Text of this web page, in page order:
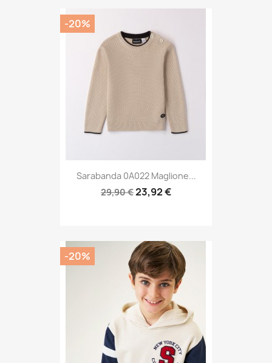
Sarabanda 0A022 Maglione...
29,90 €23,92 €
-20%
-20%